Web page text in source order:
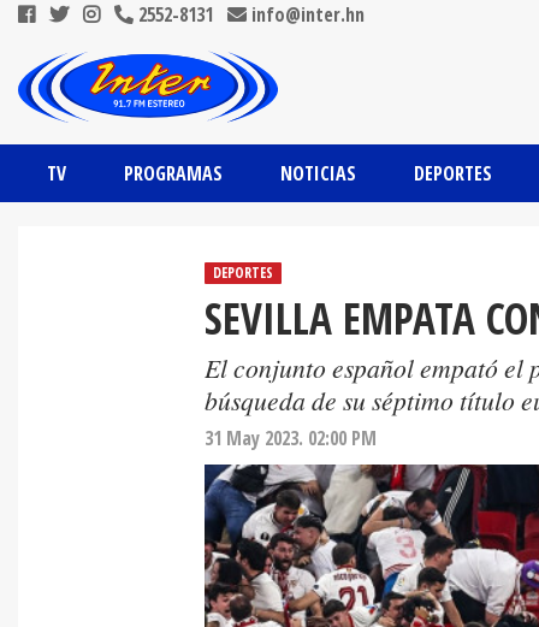
2552-8131 info@inter.hn
TV PROGRAMAS NOTICIAS DEPORTES
DEPORTES
SEVILLA EMPATA
El conjunto español empató el
búsqueda de su séptimo título
31 May 2023. 02:00 PM